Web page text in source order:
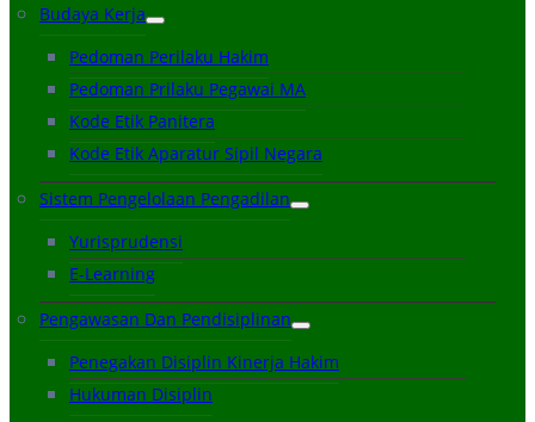
Budaya Kerja
Pedoman Perilaku Hakim
Pedoman Prilaku Pegawai MA
Kode Etik Panitera
Kode Etik Aparatur Sipil Negara
Sistem Pengelolaan Pengadilan
Yurisprudensi
E-Learning
Pengawasan Dan Pendisiplinan
Penegakan Disiplin Kinerja Hakim
Hukuman Disiplin